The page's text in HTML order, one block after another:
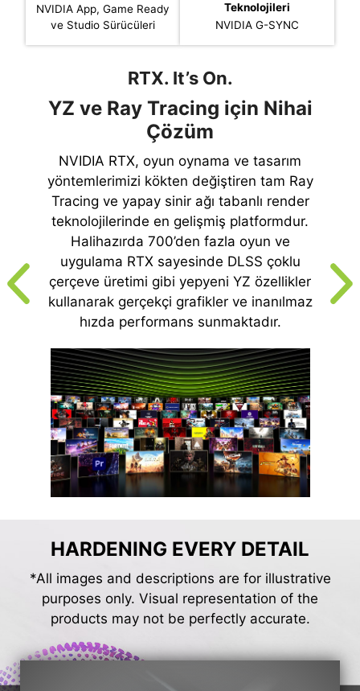
NVIDIA App, Game Ready
ve Studio Sürücüleri
Teknolojileri
NVIDIA G-SYNC
RTX. It’s On.
YZ ve Ray Tracing için Nihai
Çözüm
NVIDIA RTX, oyun oynama ve tasarım
yöntemlerimizi kökten değiştiren tam Ray
Tracing ve yapay sinir ağı tabanlı render
teknolojilerinde en gelişmiş platformdur.
Halihazırda 700’den fazla oyun ve
uygulama RTX sayesinde DLSS çoklu
çerçeve üretimi gibi yepyeni YZ özellikler
kullanarak gerçekçi grafikler ve inanılmaz
hızda performans sunmaktadır.
HARDENING EVERY DETAIL
*All images and descriptions are for illustrative
purposes only. Visual representation of the
products may not be perfectly accurate.